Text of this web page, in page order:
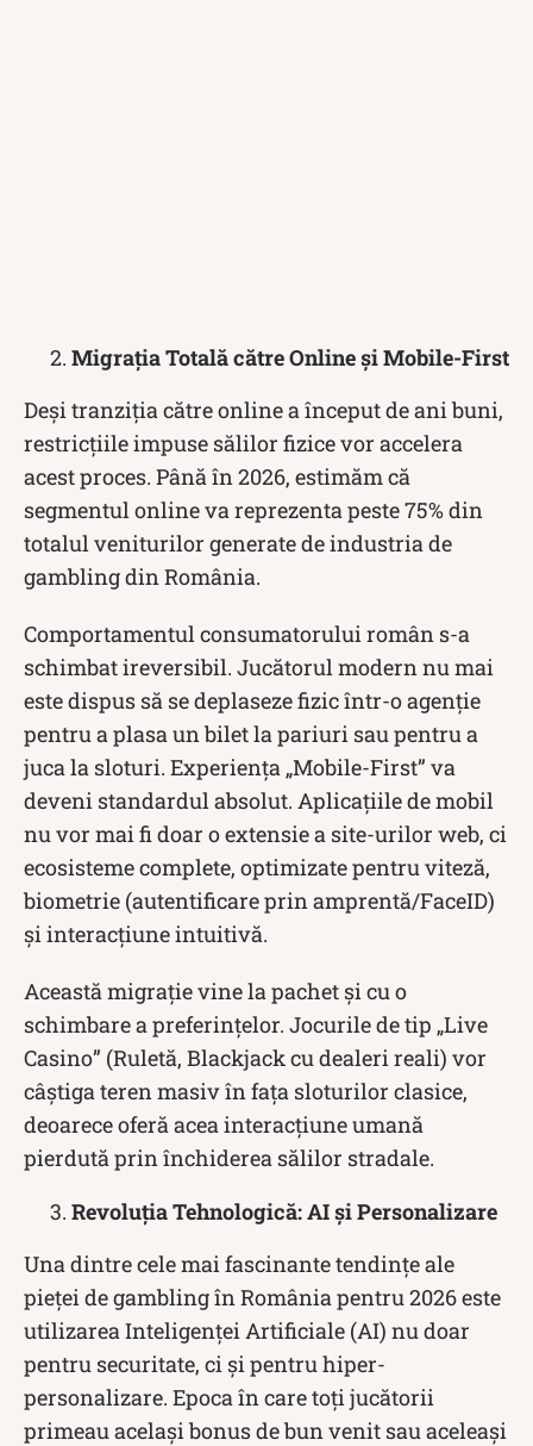
Migrația Totală către Online și Mobile-First
Deși tranziția către online a început de ani buni,
restricțiile impuse sălilor fizice vor accelera
acest proces. Până în 2026, estimăm că
segmentul online va reprezenta peste 75% din
totalul veniturilor generate de industria de
gambling din România.
Comportamentul consumatorului român s-a
schimbat ireversibil. Jucătorul modern nu mai
este dispus să se deplaseze fizic într-o agenție
pentru a plasa un bilet la pariuri sau pentru a
juca la sloturi. Experiența „Mobile-First” va
deveni standardul absolut. Aplicațiile de mobil
nu vor mai fi doar o extensie a site-urilor web, ci
ecosisteme complete, optimizate pentru viteză,
biometrie (autentificare prin amprentă/FaceID)
și interacțiune intuitivă.
Această migrație vine la pachet și cu o
schimbare a preferințelor. Jocurile de tip „Live
Casino” (Ruletă, Blackjack cu dealeri reali) vor
câștiga teren masiv în fața sloturilor clasice,
deoarece oferă acea interacțiune umană
pierdută prin închiderea sălilor stradale.
Revoluția Tehnologică: AI și Personalizare
Una dintre cele mai fascinante tendințe ale
pieței de gambling în România pentru 2026 este
utilizarea Inteligenței Artificiale (AI) nu doar
pentru securitate, ci și pentru hiper-
personalizare. Epoca în care toți jucătorii
primeau același bonus de bun venit sau aceleași